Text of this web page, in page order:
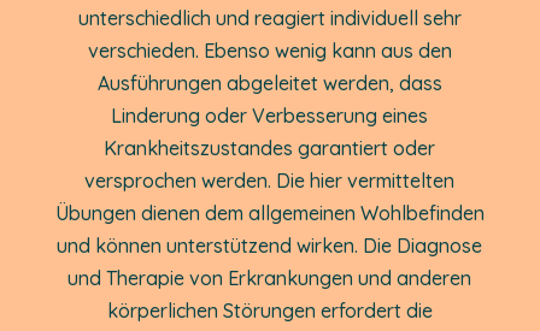
unterschiedlich und reagiert individuell sehr
verschieden. Ebenso wenig kann aus den
Ausführungen abgeleitet werden, dass
Linderung oder Verbesserung eines
Krankheitszustandes garantiert oder
versprochen werden. Die hier vermittelten
Übungen dienen dem allgemeinen Wohlbefinden
und können unterstützend wirken. Die Diagnose
und Therapie von Erkrankungen und anderen
körperlichen Störungen erfordert die